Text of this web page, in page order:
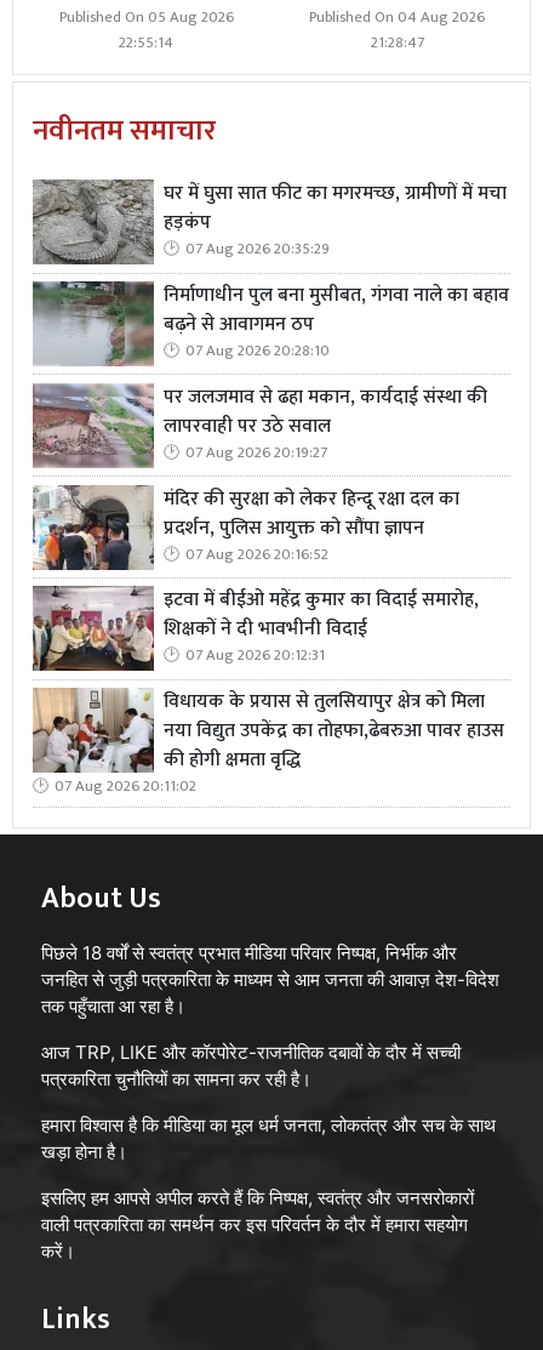
Published On 05 Aug 2026
22:55:14
Published On 04 Aug 2026
21:28:47
नवीनतम समाचार
घर में घुसा सात फीट का मगरमच्छ, ग्रामीणों में मचा
हड़कंप
07 Aug 2026 20:35:29
निर्माणाधीन पुल बना मुसीबत, गंगवा नाले का बहाव
बढ़ने से आवागमन ठप
07 Aug 2026 20:28:10
पर जलजमाव से ढहा मकान, कार्यदाई संस्था की
लापरवाही पर उठे सवाल
07 Aug 2026 20:19:27
मंदिर की सुरक्षा को लेकर हिन्दू रक्षा दल का
प्रदर्शन, पुलिस आयुक्त को सौंपा ज्ञापन
07 Aug 2026 20:16:52
इटवा में बीईओ महेंद्र कुमार का विदाई समारोह,
शिक्षकों ने दी भावभीनी विदाई
07 Aug 2026 20:12:31
विधायक के प्रयास से तुलसियापुर क्षेत्र को मिला
नया विद्युत उपकेंद्र का तोहफा,ढेबरुआ पावर हाउस
की होगी क्षमता वृद्धि
07 Aug 2026 20:11:02
About Us
पिछले 18 वर्षों से स्वतंत्र प्रभात मीडिया परिवार निष्पक्ष, निर्भीक और
जनहित से जुड़ी पत्रकारिता के माध्यम से आम जनता की आवाज़ देश-विदेश
तक पहुँचाता आ रहा है।
आज TRP, LIKE और कॉरपोरेट-राजनीतिक दबावों के दौर में सच्ची
पत्रकारिता चुनौतियों का सामना कर रही है।
हमारा विश्वास है कि मीडिया का मूल धर्म जनता, लोकतंत्र और सच के साथ
खड़ा होना है।
इसलिए हम आपसे अपील करते हैं कि निष्पक्ष, स्वतंत्र और जनसरोकारों
वाली पत्रकारिता का समर्थन कर इस परिवर्तन के दौर में हमारा सहयोग
करें।
Links